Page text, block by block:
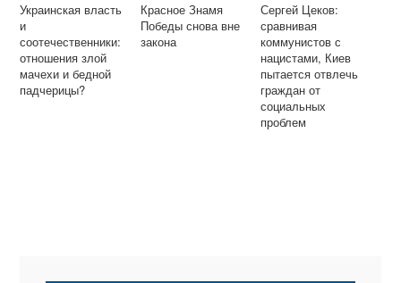
Украинская власть
и
соотечественники:
отношения злой
мачехи и бедной
падчерицы?
Красное Знамя
Победы снова вне
закона
Сергей Цеков:
сравнивая
коммунистов с
нацистами, Киев
пытается отвлечь
граждан от
социальных
проблем